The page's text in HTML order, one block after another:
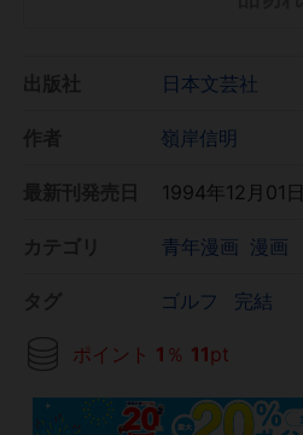
日本文芸社
嶺岸信明
1994年12月01日
青年漫画 漫画
ゴルフ 完結
ポイント 1 ％ 11pt